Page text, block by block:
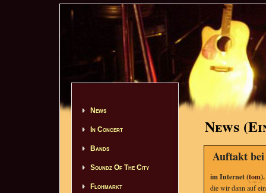
News
Auftakt bei
im Internet (tom).
die wir dann auf
News
In Concert
Bands
Soundz Of The City
Flohmarkt